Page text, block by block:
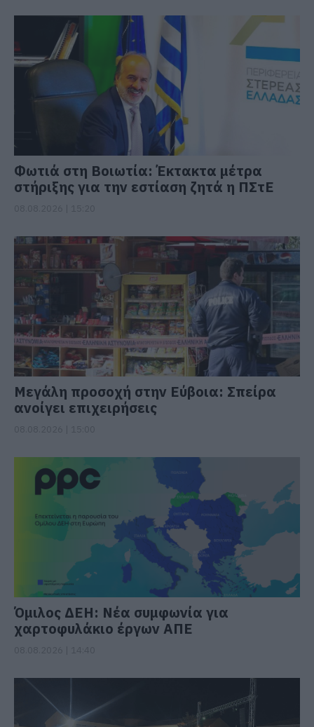
Φωτιά στη Βοιωτία: Έκτακτα μέτρα
στήριξης για την εστίαση ζητά η ΠΣτΕ
Μεγάλη προσοχή στην Εύβοια: Σπείρα
ανοίγει επιχειρήσεις
Όμιλος ΔΕΗ: Νέα συμφωνία για
χαρτοφυλάκιο έργων ΑΠΕ